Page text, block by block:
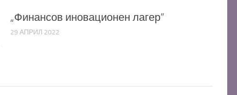
„Финансов иновационен лагер“
29 АПРИЛ 2022